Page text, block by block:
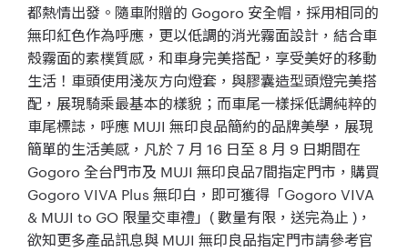
都熱情出發。隨車附贈的 Gogoro 安全帽，採用相同的
無印紅色作為呼應，更以低調的消光霧面設計，結合車
殼霧面的素樸質感，和車身完美搭配，享受美好的移動
生活！車頭使用淺灰方向燈套，與膠囊造型頭燈完美搭
配，展現騎乘最基本的樣貌；而車尾一樣採低調純粹的
車尾標誌，呼應 MUJI 無印良品簡約的品牌美學，展現
簡單的生活美感，凡於 7 月 16 日至 8 月 9 日期間在
Gogoro 全台門市及 MUJI 無印良品7間指定門市，購買
Gogoro VIVA Plus 無印白，即可獲得「Gogoro VIVA
& MUJI to GO 限量交車禮」( 數量有限，送完為止 )，
欲知更多產品訊息與 MUJI 無印良品指定門市請參考官